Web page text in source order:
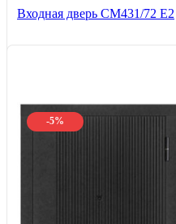
Входная дверь СМ431/72 Е2
-5%